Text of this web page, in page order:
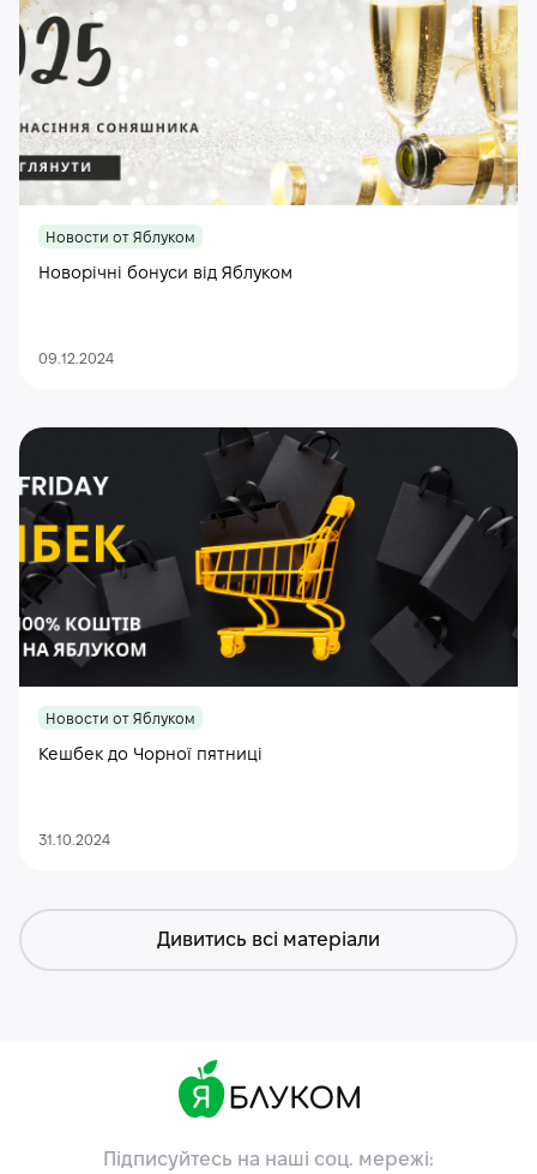
Новости от Яблуком
Новорічні бонуси від Яблуком
09.12.2024
Новости от Яблуком
Кешбек до Чорної пятниці
31.10.2024
Дивитись всі матеріали
Підписуйтесь на наші соц. мережі: